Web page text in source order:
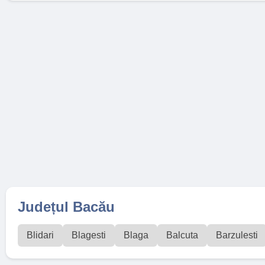
Județul Bacău
Blidari Blagesti Blaga Balcuta Barzulesti